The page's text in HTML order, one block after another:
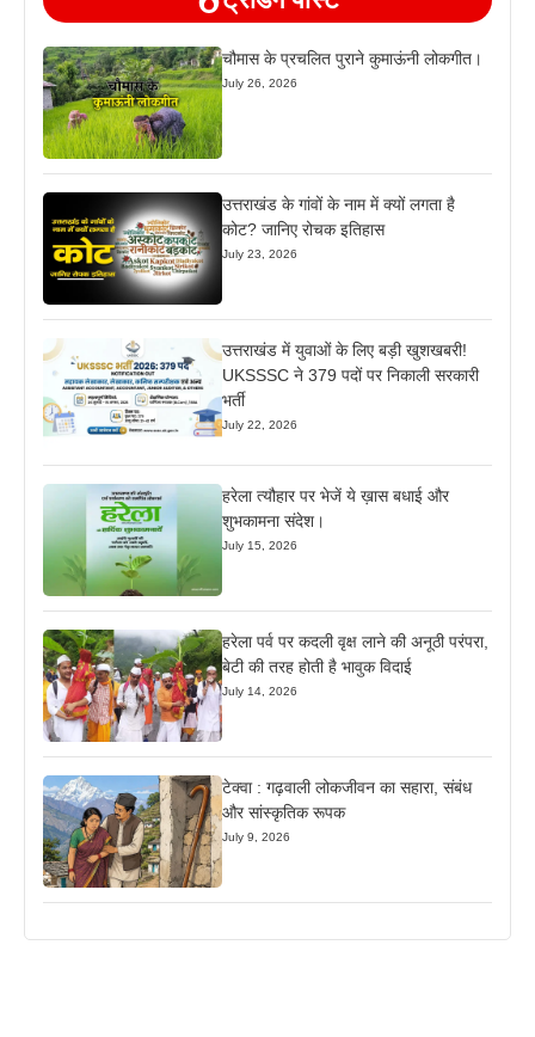
चौमास के प्रचलित पुराने कुमाऊंनी लोकगीत।
July 26, 2026
उत्तराखंड के गांवों के नाम में क्यों लगता है
कोट? जानिए रोचक इतिहास
July 23, 2026
उत्तराखंड में युवाओं के लिए बड़ी खुशखबरी!
UKSSSC ने 379 पदों पर निकाली सरकारी
भर्ती
July 22, 2026
हरेला त्यौहार पर भेजें ये ख़ास बधाई और
शुभकामना संदेश।
July 15, 2026
हरेला पर्व पर कदली वृक्ष लाने की अनूठी परंपरा,
बेटी की तरह होती है भावुक विदाई
July 14, 2026
टेक्वा : गढ़वाली लोकजीवन का सहारा, संबंध
और सांस्कृतिक रूपक
July 9, 2026